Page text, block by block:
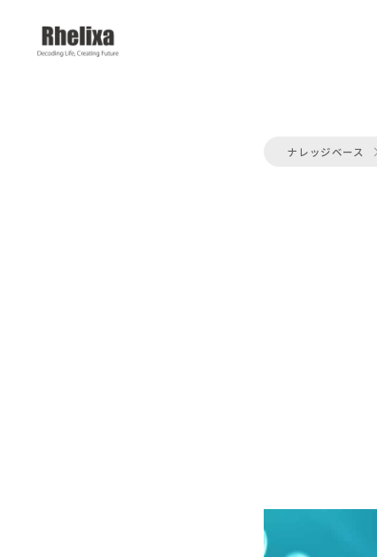
ナレッジベース